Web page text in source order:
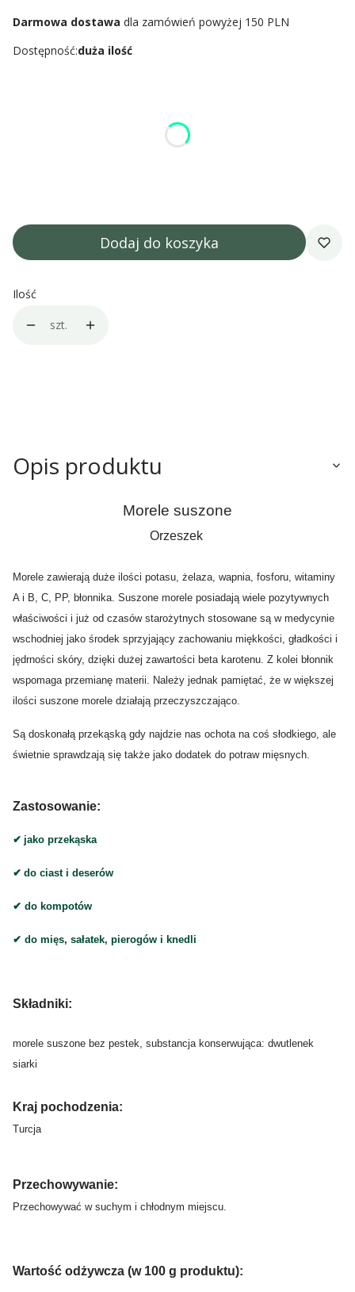
Darmowa dostawa dla zamówień powyżej 150 PLN
Dostępność:duża ilość
Dodaj do koszyka
Ilość
szt.
Opis produktu
Morele suszone
Orzeszek
Morele zawierają duże ilości potasu, żelaza, wapnia, fosforu, witaminy
A i B, C, PP, błonnika. Suszone morele posiadają wiele pozytywnych
właściwości i już od czasów starożytnych stosowane są w medycynie
wschodniej jako środek sprzyjający zachowaniu miękkości, gładkości i
jędrności skóry, dzięki dużej zawartości beta karotenu. Z kolei błonnik
wspomaga przemianę materii. Należy jednak pamiętać, że w większej
ilości suszone morele działają przeczyszczająco.
Są doskonałą przekąską gdy najdzie nas ochota na coś słodkiego, ale
świetnie sprawdzają się także jako dodatek do potraw mięsnych.
Zastosowanie:
✔︎ jako przekąska
✔︎ do ciast i deserów
✔︎ do kompotów
✔︎ do mięs, sałatek, pierogów i knedli
Składniki:
morele suszone bez pestek, substancja konserwująca: dwutlenek
siarki
Kraj pochodzenia:
Turcja
Przechowywanie:
Przechowywać w suchym i chłodnym miejscu.
Wartość odżywcza (w 100 g produktu):